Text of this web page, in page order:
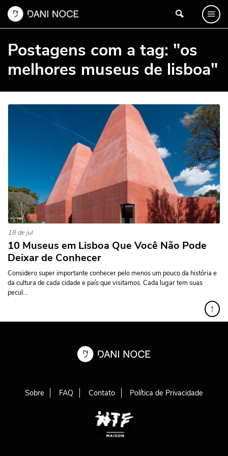
Postagens com a tag: "os
melhores museus de lisboa"
18 de jul
10 Museus em Lisboa Que Você Não Pode
Deixar de Conhecer
Considero super importante conhecer pelo menos um pouco da história e
da cultura de cada cidade e país que visitamos. Cada lugar tem suas
pecul...
↑
Sobre FAQ Contato Política de Privacidade